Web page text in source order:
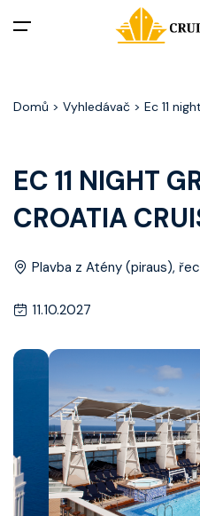
Akční nabídky
Destinace
Zážitky z plaveb
Užitečné informace
Často kladené
Články
Kontakt
Vyhledat plavbu
Domů > Vyhledávač > Ec 11
EC 11 NIGHT
CROATIA
Plavba z Atény (piraus),
11.10.2027